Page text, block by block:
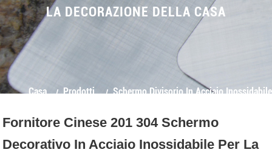
LA DECORAZIONE DELLA CASA
Casa Prodotti Schermo Divisorio In Acciaio Inossidabile
Fornitore Cinese 201 304 Schermo
Decorativo In Acciaio Inossidabile Per La